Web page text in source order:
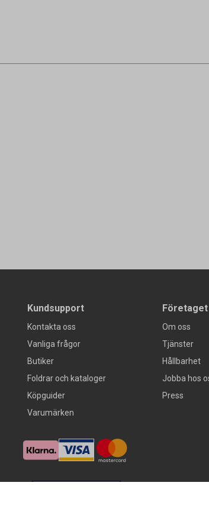
Kundsupport
Kontakta oss
Vanliga frågor
Butiker
Foldrar och kataloger
Köpguider
Varumärken
Företaget
Om oss
Tjänster
Hållbarhet
Jobba hos
Press